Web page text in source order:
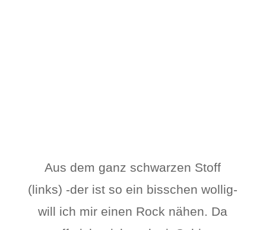
Aus dem ganz schwarzen Stoff
(links) -der ist so ein bisschen wollig-
will ich mir einen Rock nähen. Da